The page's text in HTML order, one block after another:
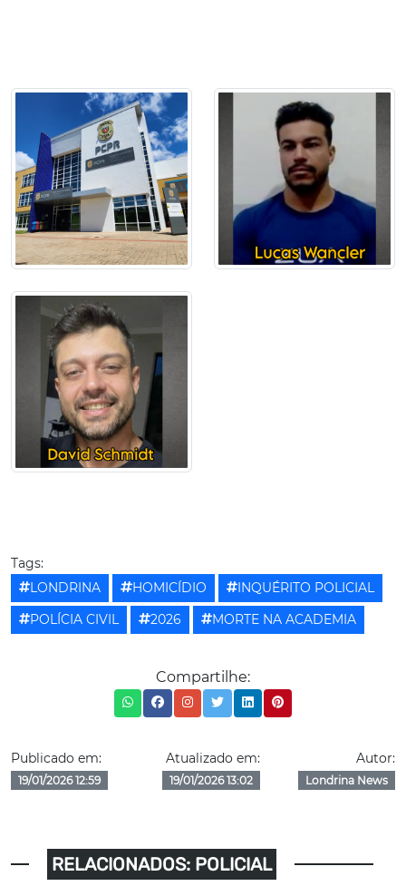
Tags:
LONDRINA
HOMICÍDIO
INQUÉRITO POLICIAL
POLÍCIA CIVIL
2026 MORTE NA ACADEMIA
Compartilhe:
Publicado em:
19/01/2026 12:59
Atualizado em:
19/01/2026 13:02
Autor:
Londrina News
RELACIONADOS: POLICIAL